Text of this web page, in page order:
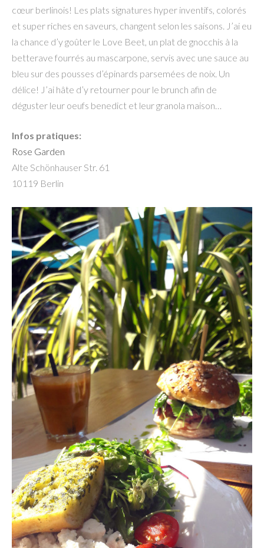
cœur berlinois! Les plats signatures hyper inventifs, colorés
et super riches en saveurs, changent selon les saisons. J’ai eu
la chance d’y goûter le Love Beet, un plat de gnocchis à la
betterave fourrés au mascarpone, servis avec une sauce au
bleu sur des pousses d’épinards parsemées de noix. Un
délice! J’ai hâte d’y retourner pour le brunch afin de
déguster leur oeufs benedict et leur granola maison…
Infos pratiques:
Rose Garden
Alte Schönhauser Str. 61
10119 Berlin